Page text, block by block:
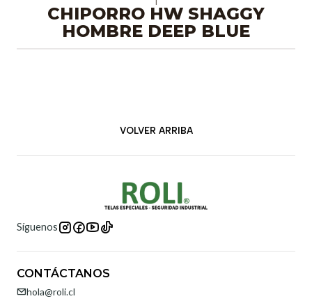
CHIPORRO HW SHAGGY
HOMBRE DEEP BLUE
VOLVER ARRIBA
Síguenos
CONTÁCTANOS
hola@roli.cl